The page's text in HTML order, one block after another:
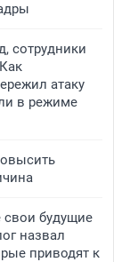
сотрудники
атаку
в режиме
свои будущие
назвал
приводят к